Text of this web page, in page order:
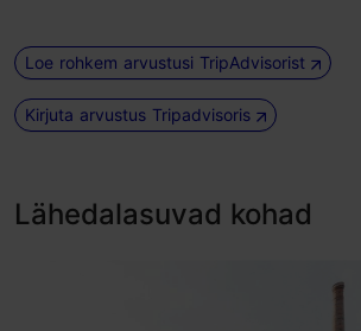
Loe rohkem arvustusi TripAdvisorist
Kirjuta arvustus Tripadvisoris
Lähedalasuvad kohad